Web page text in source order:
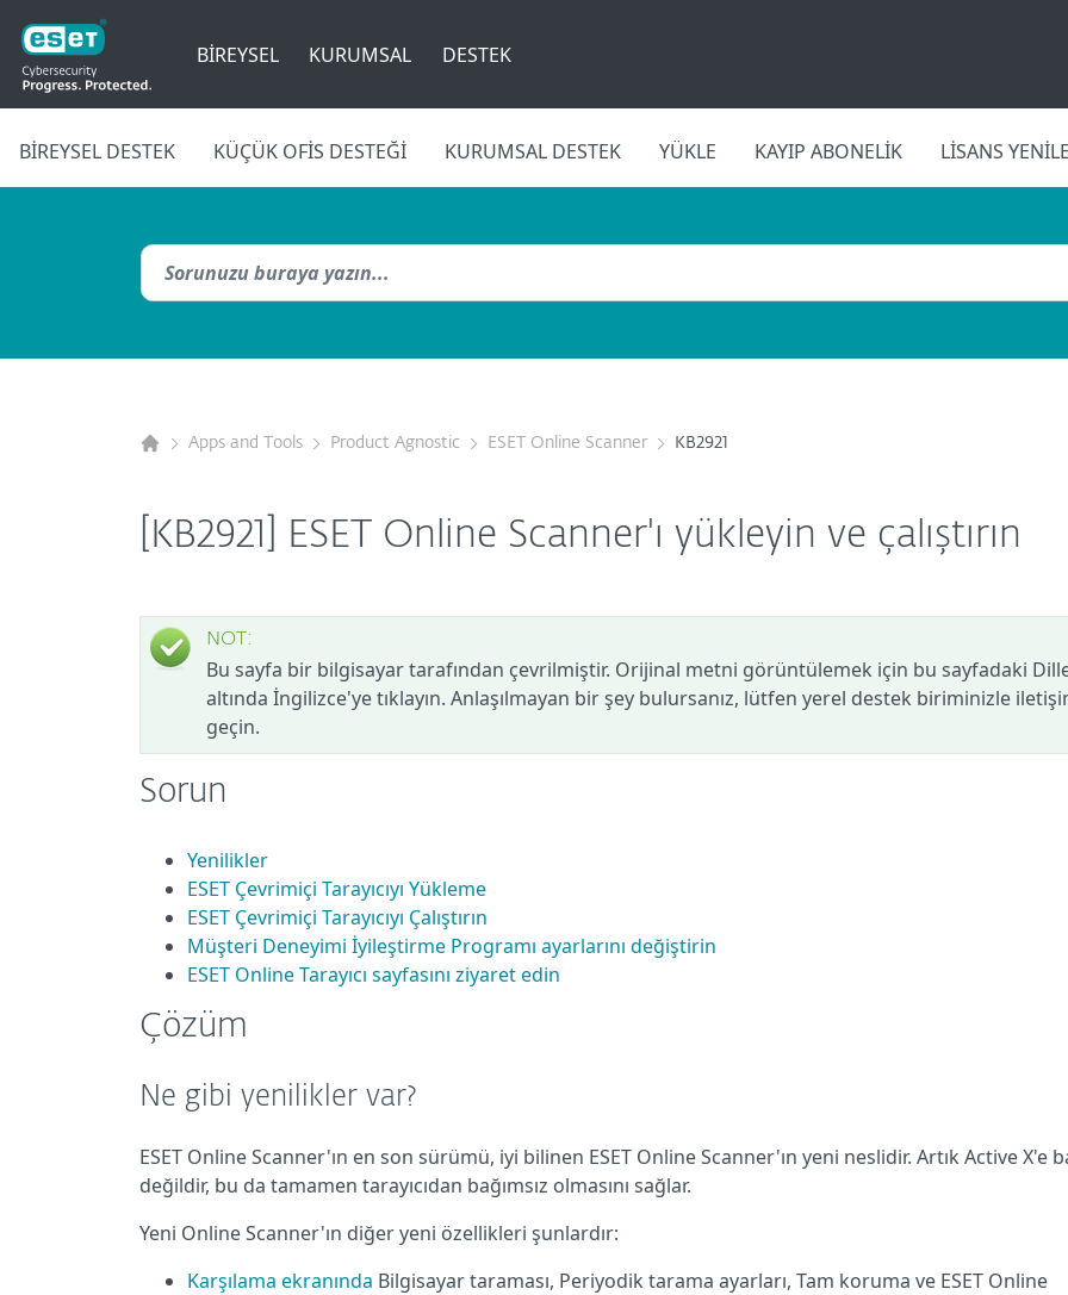
BIREYSEL KURUMSAL DESTEK
BIREYSEL DESTEK KÜÇÜK OFIS DESTEĞI KURUMSAL DESTEK YÜKLE KAYIP ABONELIK LISANS
Apps and Tools Product Agnostic ESET Online Scanner KB2921
[KB2921] ESET Online Scanner'ı yükleyin ve çalıştırın
NOT:
Bu sayfa bir bilgisayar tarafından çevrilmiştir. Orijinal metni görüntülemek için bu sayfadaki
altında İngilizce'ye tıklayın. Anlaşılmayan bir şey bulursanız, lütfen yerel destek biriminizle
geçin.
Sorun
Yenilikler
ESET Çevrimiçi Tarayıcıyı Yükleme
ESET Çevrimiçi Tarayıcıyı Çalıştırın
Müşteri Deneyimi İyileştirme Programı ayarlarını değiştirin
ESET Online Tarayıcı sayfasını ziyaret edin
Çözüm
Ne gibi yenilikler var?
ESET Online Scanner'ın en son sürümü, iyi bilinen ESET Online Scanner'ın yeni neslidir. Artık Active X'e
değildir, bu da tamamen tarayıcıdan bağımsız olmasını sağlar.
Yeni Online Scanner'ın diğer yeni özellikleri şunlardır:
Karşılama ekranında Bilgisayar taraması, Periyodik tarama ayarları, Tam koruma ve ESET Online